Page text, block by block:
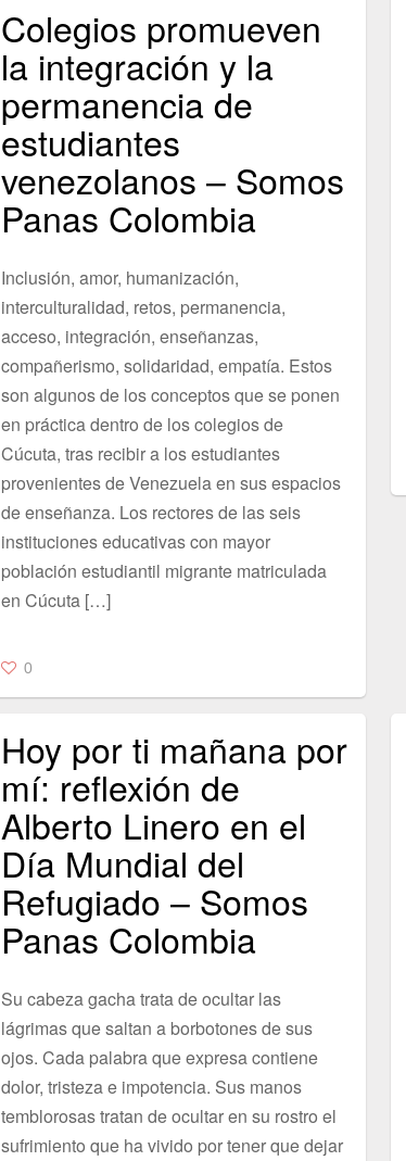
Colegios promueven
la integración y la
permanencia de
estudiantes
venezolanos – Somos
Panas Colombia
Inclusión, amor, humanización,
interculturalidad, retos, permanencia,
acceso, integración, enseñanzas,
compañerismo, solidaridad, empatía. Estos
son algunos de los conceptos que se ponen
en práctica dentro de los colegios de
Cúcuta, tras recibir a los estudiantes
provenientes de Venezuela en sus espacios
de enseñanza. Los rectores de las seis
instituciones educativas con mayor
población estudiantil migrante matriculada
en Cúcuta […]
0
Hoy por ti mañana por
mí: reflexión de
Alberto Linero en el
Día Mundial del
Refugiado – Somos
Panas Colombia
Su cabeza gacha trata de ocultar las
lágrimas que saltan a borbotones de sus
ojos. Cada palabra que expresa contiene
dolor, tristeza e impotencia. Sus manos
temblorosas tratan de ocultar en su rostro el
sufrimiento que ha vivido por tener que dejar